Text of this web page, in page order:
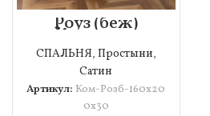
Роуз (беж)
Комплект
160х200х30
СПАЛЬНЯ, Простыни,
Сатин
Артикул: Ком-Розб-160х20
0х30